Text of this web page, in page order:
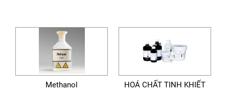
Methanol
HOÁ CHẤT TINH KHIẾT